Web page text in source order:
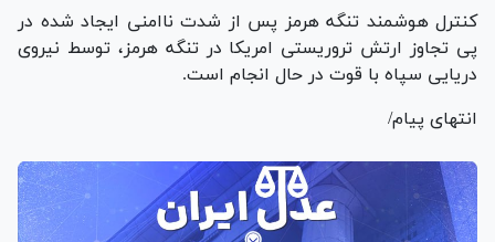
کنترل هوشمند تنگه هرمز پس از شدت ناامنی ایجاد شده در
پی تجاوز ارتش تروریستی امریکا در تنگه هرمز، توسط نیروی
دریایی سپاه با قوت در حال انجام است.
انتهای پیام/